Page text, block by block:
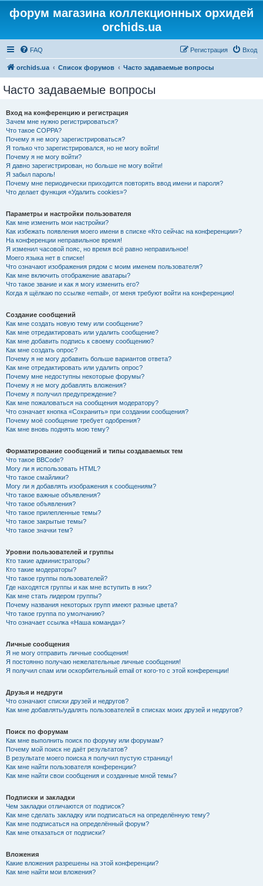
форум магазина коллекционных орхидей
orchids.ua
FAQ Вход
Регистрация
orchids.ua Список форумов Часто задаваемые вопросы
Часто задаваемые вопросы
Вход на конференцию и регистрация
Зачем мне нужно регистрироваться?
Что такое COPPA?
Почему я не могу зарегистрироваться?
Я только что зарегистрировался, но не могу войти!
Почему я не могу войти?
Я давно зарегистрирован, но больше не могу войти!
Я забыл пароль!
Почему мне периодически приходится повторять ввод имени и пароля?
Что делает функция «Удалить cookies»?
Параметры и настройки пользователя
Как мне изменить мои настройки?
Как избежать появления моего имени в списке «Кто сейчас на конференции»?
На конференции неправильное время!
Я изменил часовой пояс, но время всё равно неправильное!
Моего языка нет в списке!
Что означают изображения рядом с моим именем пользователя?
Как мне включить отображение аватары?
Что такое звание и как я могу изменить его?
Когда я щёлкаю по ссылке «email», от меня требуют войти на конференцию!
Создание сообщений
Как мне создать новую тему или сообщение?
Как мне отредактировать или удалить сообщение?
Как мне добавить подпись к своему сообщению?
Как мне создать опрос?
Почему я не могу добавить больше вариантов ответа?
Как мне отредактировать или удалить опрос?
Почему мне недоступны некоторые форумы?
Почему я не могу добавлять вложения?
Почему я получил предупреждение?
Как мне пожаловаться на сообщения модератору?
Что означает кнопка «Сохранить» при создании сообщения?
Почему моё сообщение требует одобрения?
Как мне вновь поднять мою тему?
Форматирование сообщений и типы создаваемых тем
Что такое BBCode?
Могу ли я использовать HTML?
Что такое смайлики?
Могу ли я добавлять изображения к сообщениям?
Что такое важные объявления?
Что такое объявления?
Что такое прилепленные темы?
Что такое закрытые темы?
Что такое значки тем?
Уровни пользователей и группы
Кто такие администраторы?
Кто такие модераторы?
Что такое группы пользователей?
Где находятся группы и как мне вступить в них?
Как мне стать лидером группы?
Почему названия некоторых групп имеют разные цвета?
Что такое группа по умолчанию?
Что означает ссылка «Наша команда»?
Личные сообщения
Я не могу отправить личные сообщения!
Я постоянно получаю нежелательные личные сообщения!
Я получил спам или оскорбительный email от кого-то с этой конференции!
Друзья и недруги
Что означают списки друзей и недругов?
Как мне добавлять/удалять пользователей в списках моих друзей и недругов?
Поиск по форумам
Как мне выполнить поиск по форуму или форумам?
Почему мой поиск не даёт результатов?
В результате моего поиска я получил пустую страницу!
Как мне найти пользователя конференции?
Как мне найти свои сообщения и созданные мной темы?
Подписки и закладки
Чем закладки отличаются от подписок?
Как мне сделать закладку или подписаться на определённую тему?
Как мне подписаться на определённый форум?
Как мне отказаться от подписки?
Вложения
Какие вложения разрешены на этой конференции?
Как мне найти мои вложения?